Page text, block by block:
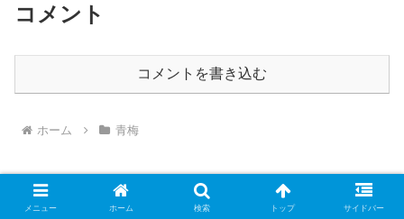
コメント
コメントを書き込む
ホーム 青梅
メニュー ホーム 検索 トップ サイドバー